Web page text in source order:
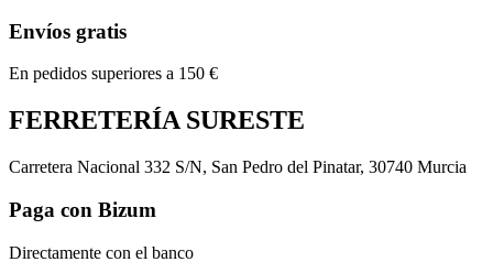
Envíos gratis
En pedidos superiores a 150 €
FERRETERÍA SURESTE
Carretera Nacional 332 S/N, San Pedro del Pinatar, 30740 Murcia
Paga con Bizum
Directamente con el banco